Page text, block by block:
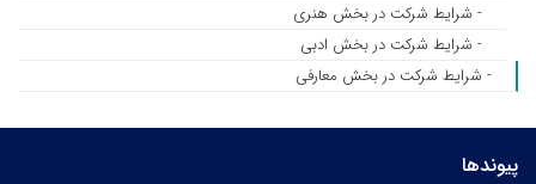
- شرایط شرکت در بخش هنری
- شرایط شرکت در بخش ادبی
- شرایط شرکت در بخش معارفی
پیوندها